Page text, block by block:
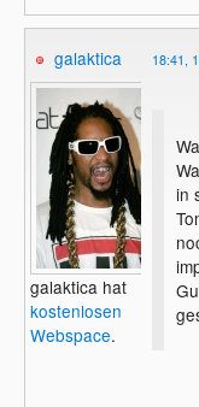
galaktica
galaktica hat
kostenlosen
Webspace.
18:41,
in